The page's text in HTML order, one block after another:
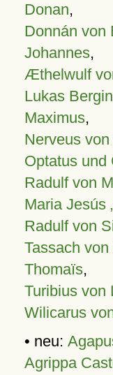
Donan,
Donnán von
Johannes,
Æthelwulf
Lukas Bergin
Maximus,
Nerveus
Optatus und
Radulf von
Maria Jesús
Radulf von
Tassach
Thomaïs,
Turibius von
Wilicarus
• neu:
Agrippa